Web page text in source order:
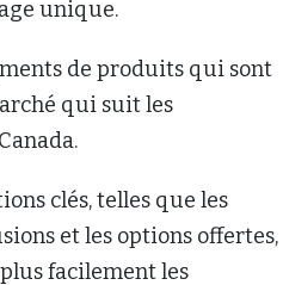
unique.
de produits qui sont
qui suit les
clés, telles que les
et les options offertes,
facilement les